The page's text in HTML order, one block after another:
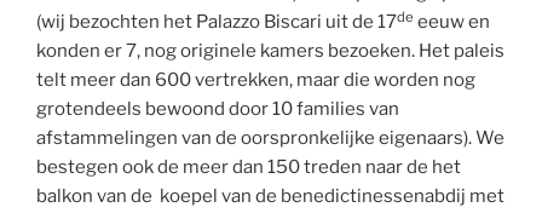
(wij bezochten het Palazzo Biscari uit de 17de eeuw en
konden er 7, nog originele kamers bezoeken. Het paleis
telt meer dan 600 vertrekken, maar die worden nog
grotendeels bewoond door 10 families van
afstammelingen van de oorspronkelijke eigenaars). We
bestegen ook de meer dan 150 treden naar de het
balkon van de koepel van de benedictinessenabdij met